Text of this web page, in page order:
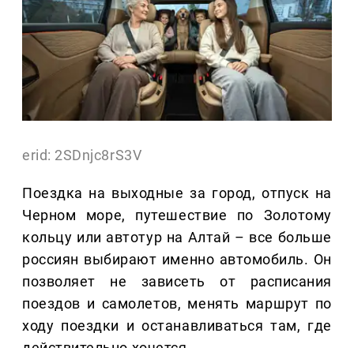
erid: 2SDnjc8rS3V
Поездка на выходные за город, отпуск на
Черном море, путешествие по Золотому
кольцу или автотур на Алтай – все больше
россиян выбирают именно автомобиль. Он
позволяет не зависеть от расписания
поездов и самолетов, менять маршрут по
ходу поездки и останавливаться там, где